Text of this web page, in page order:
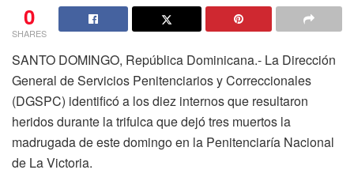
0
SHARES
SANTO DOMINGO, República Dominicana.- La Dirección
General de Servicios Penitenciarios y Correccionales
(DGSPC) identificó a los diez internos que resultaron
heridos durante la trifulca que dejó tres muertos la
madrugada de este domingo en la Penitenciaría Nacional
de La Victoria.